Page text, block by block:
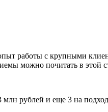
работы с крупными
можно почитать в этой